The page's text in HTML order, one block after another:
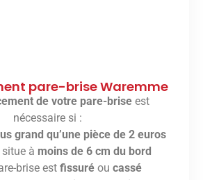
pare-brise Waremme
de votre pare-briseest
nécessaire si :
grand qu’une pièce de 2 euros
situe à moins de 6 cm du bord
brise est fissuré ou cassé